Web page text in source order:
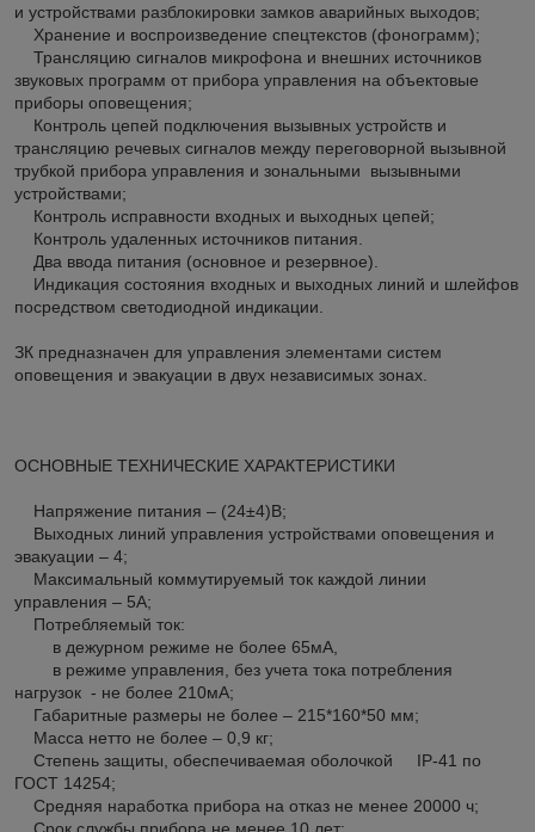
и устройствами разблокировки замков аварийных выходов;
Хранение и воспроизведение спецтекстов (фонограмм);
Трансляцию сигналов микрофона и внешних источников
звуковых программ от прибора управления на объектовые
приборы оповещения;
Контроль цепей подключения вызывных устройств и
трансляцию речевых сигналов между переговорной вызывной
трубкой прибора управления и зональными вызывными
устройствами;
Контроль исправности входных и выходных цепей;
Контроль удаленных источников питания.
Два ввода питания (основное и резервное).
Индикация состояния входных и выходных линий и шлейфов
посредством светодиодной индикации.
ЗК предназначен для управления элементами систем
оповещения и эвакуации в двух независимых зонах.
ОСНОВНЫЕ ТЕХНИЧЕСКИЕ ХАРАКТЕРИСТИКИ
Напряжение питания – (24±4)В;
Выходных линий управления устройствами оповещения и
эвакуации – 4;
Максимальный коммутируемый ток каждой линии
управления – 5А;
Потребляемый ток:
в дежурном режиме не более 65мА,
в режиме управления, без учета тока потребления
нагрузок - не более 210мА;
Габаритные размеры не более – 215*160*50 мм;
Масса нетто не более – 0,9 кг;
Степень защиты, обеспечиваемая оболочкой IP-41 по
ГОСТ 14254;
Средняя наработка прибора на отказ не менее 20000 ч;
Срок службы прибора не менее 10 лет;